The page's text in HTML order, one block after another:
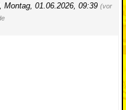
, Montag, 01.06.2026, 09:39 (vor